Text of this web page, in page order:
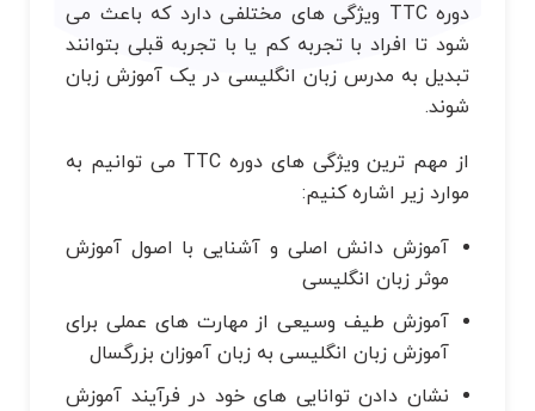
دوره TTC ویژگی های مختلفی دارد که باعث می
شود تا افراد با تجربه کم یا با تجربه قبلی بتوانند
تبدیل به مدرس زبان انگلیسی در یک آموزش زبان
شوند.
از مهم ترین ویژگی های دوره TTC می توانیم به
موارد زیر اشاره کنیم:
آموزش دانش اصلی و آشنایی با اصول آموزش
موثر زبان انگلیسی
آموزش طیف وسیعی از مهارت های عملی برای
آموزش زبان انگلیسی به زبان آموزان بزرگسال
نشان دادن توانایی های خود در فرآیند آموزش